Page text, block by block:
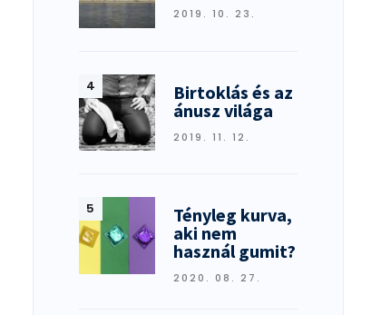
2019. 10. 23.
Birtoklás és az
ánusz világa
2019. 11. 12.
Tényleg kurva,
aki nem
használ gumit?
2020. 08. 27.